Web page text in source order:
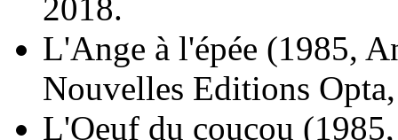
2018.
L'Ange à l'épée (1985,
Nouvelles Editions
L'Oeuf du coucou